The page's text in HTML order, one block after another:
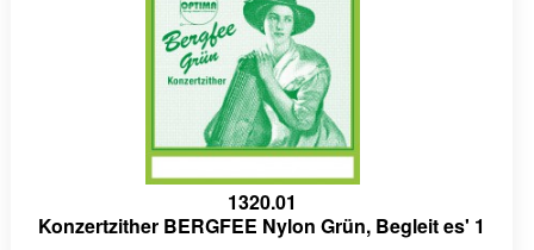
1320.01
Konzertzither BERGFEE Nylon Grün, Begleit es' 1